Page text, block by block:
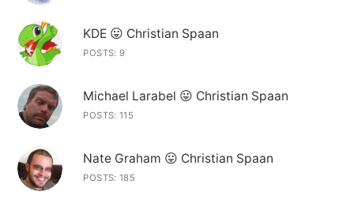
KDE 😛 Christian Spaan
POSTS: 9
Michael Larabel 😛 Christian Spaan
POSTS: 115
Nate Graham 😛 Christian Spaan
POSTS: 185